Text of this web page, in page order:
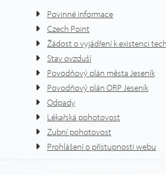
Povinné informace
Czech Point
Žádost o vyjádření k existenci
Stav ovzduší
Povodňový plán města Jeseník
Povodňový plán ORP Jeseník
Odpady
Lékařská pohotovost
Zubní pohotovost
Prohlášení o přístupnosti webu